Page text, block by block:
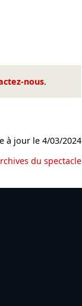
nous.
à jour le4/03/2024
du spectacle